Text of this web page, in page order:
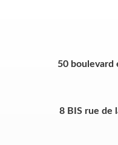
50 boulevard
8 BIS rue de